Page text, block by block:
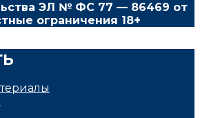
ЭЛ № ФС 77 — 86469 от
ограничения 18+